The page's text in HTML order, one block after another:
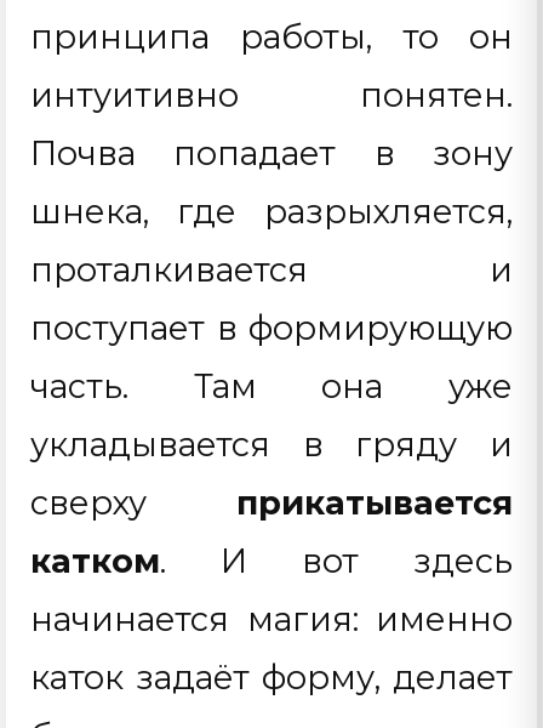
принципа работы, то он
интуитивно понятен.
Почва попадает в зону
шнека, где разрыхляется,
проталкивается и
поступает в формирующую
часть. Там она уже
укладывается в гряду и
сверху прикатывается
катком. И вот здесь
начинается магия: именно
каток задаёт форму, делает